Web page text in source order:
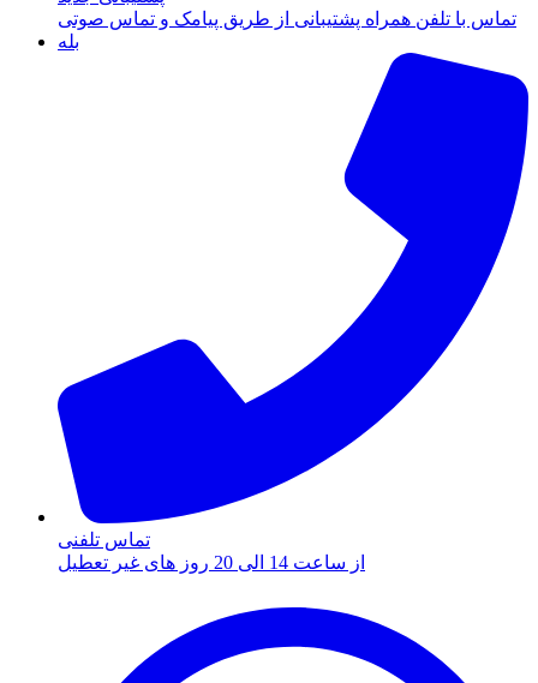
تماس با تلفن همراه پشتیبانی از طریق پیامک و تماس صوتی
بله
تماس تلفنی
از ساعت 14 الی 20 روز های غیر تعطیل